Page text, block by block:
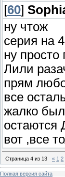
[60]
ну чтож
серия на
ну просто
Лили
прям
все
жалко
остаются
вот ,все
Страница 4 из 13 « 1 2
Полная версия сайта